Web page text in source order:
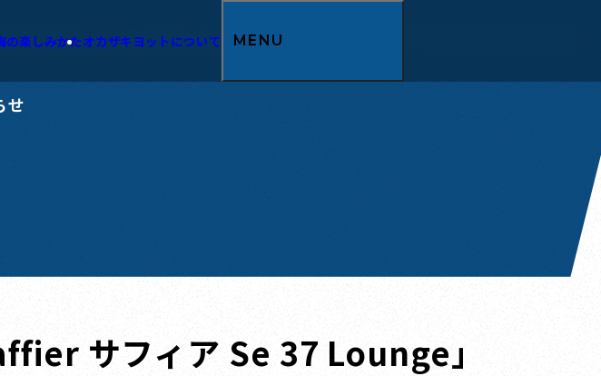
の楽しみかたオカザキヨットについて MENU
せ
サフィア Se 37 Lounge」